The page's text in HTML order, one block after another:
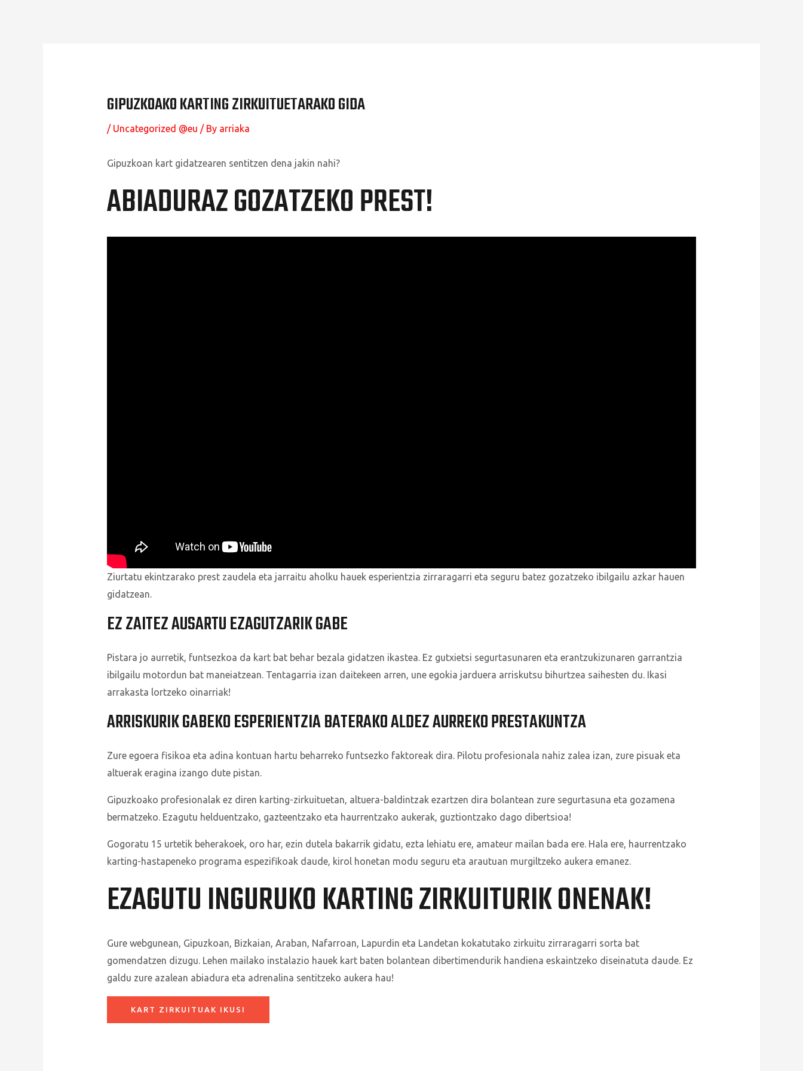
GIPUZKOAKO KARTING ZIRKUITUETARAKO GIDA
/ Uncategorized @eu / By arriaka
Gipuzkoan kart gidatzearen sentitzen dena jakin nahi?
ABIADURAZ GOZATZEKO PREST!
Ziurtatu ekintzarako prest zaudela eta jarraitu aholku hauek esperientzia zirraragarri eta seguru batez gozatzeko ibilgailu azkar hauen
gidatzean.
EZ ZAITEZ AUSARTU EZAGUTZARIK GABE
Pistara jo aurretik, funtsezkoa da kart bat behar bezala gidatzen ikastea. Ez gutxietsi segurtasunaren eta erantzukizunaren garrantzia
ibilgailu motordun bat maneiatzean. Tentagarria izan daitekeen arren, une egokia jarduera arriskutsu bihurtzea saihesten du. Ikasi
arrakasta lortzeko oinarriak!
ARRISKURIK GABEKO ESPERIENTZIA BATERAKO ALDEZ AURREKO PRESTAKUNTZA
Zure egoera fisikoa eta adina kontuan hartu beharreko funtsezko faktoreak dira. Pilotu profesionala nahiz zalea izan, zure pisuak eta
altuerak eragina izango dute pistan.
Gipuzkoako profesionalak ez diren karting-zirkuituetan, altuera-baldintzak ezartzen dira bolantean zure segurtasuna eta gozamena
bermatzeko. Ezagutu helduentzako, gazteentzako eta haurrentzako aukerak, guztiontzako dago dibertsioa!
Gogoratu 15 urtetik beherakoek, oro har, ezin dutela bakarrik gidatu, ezta lehiatu ere, amateur mailan bada ere. Hala ere, haurrentzako
karting-hastapeneko programa espezifikoak daude, kirol honetan modu seguru eta arautuan murgiltzeko aukera emanez.
EZAGUTU INGURUKO KARTING ZIRKUITURIK ONENAK!
Gure webgunean, Gipuzkoan, Bizkaian, Araban, Nafarroan, Lapurdin eta Landetan kokatutako zirkuitu zirraragarri sorta bat
gomendatzen dizugu. Lehen mailako instalazio hauek kart baten bolantean dibertimendurik handiena eskaintzeko diseinatuta daude. Ez
galdu zure azalean abiadura eta adrenalina sentitzeko aukera hau!
KART ZIRKUITUAK IKUSI